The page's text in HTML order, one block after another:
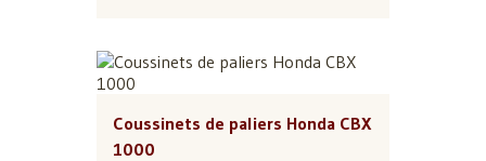
Coussinets de paliers Honda CBX
1000